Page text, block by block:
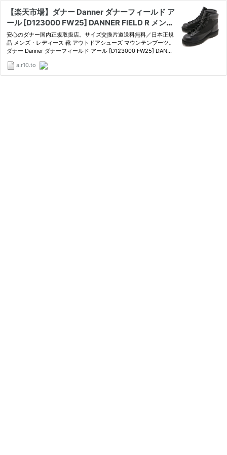
【楽天市場】ダナー Danner ダナーフィールド ア
ール [D123000 FW25] DANNER FIELD R メン
ズ・レディース 靴 アウトドアシューズ マウンテ
ンブーツ BLACK 正規取扱店：mischief シューズ
＆アパレル
安心のダナー国内正規取扱店。サイズ交換片道送料無料／日本正規
品 メンズ・レディース 靴 アウトドアシューズ マウンテンブーツ。
ダナー Danner ダナーフィールド アール [D123000 FW25] DANNE
ブーツ BLACK 正規取扱店
a.r10.to